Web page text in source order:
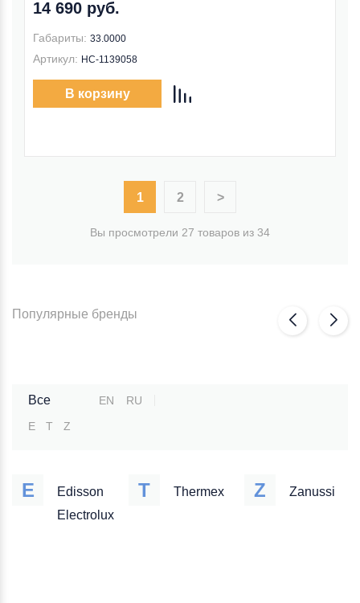
14 690 руб.
Габариты: 33.0000
Артикул: НС-1139058
В корзину
1 2 >
Вы просмотрели 27 товаров из 34
Популярные бренды
Все EN
RU
E
T Z
E
Edisson
Electrolux
T Thermex Z Zanussi